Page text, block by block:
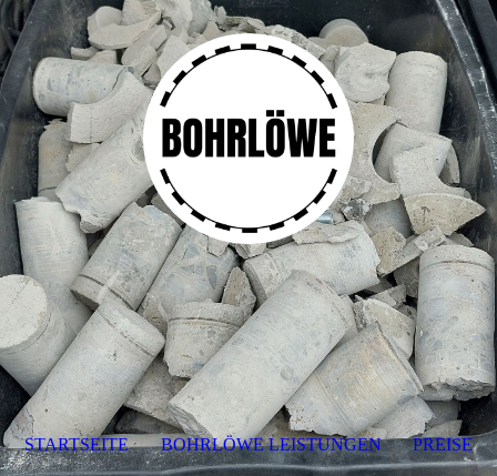
STARTSEITE BOHRLÖWE LEISTUNGEN PREISE